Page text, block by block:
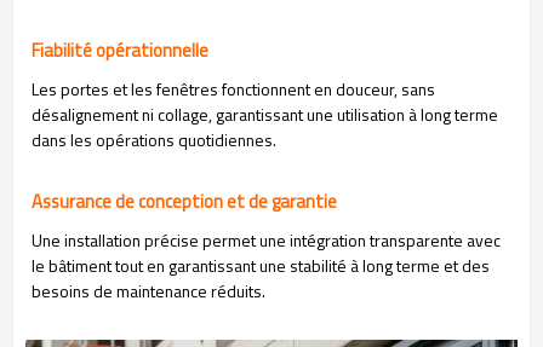
Fiabilité opérationnelle
Les portes et les fenêtres fonctionnent en douceur, sans
désalignement ni collage, garantissant une utilisation à long terme
dans les opérations quotidiennes.
Assurance de conception et de garantie
Une installation précise permet une intégration transparente avec
le bâtiment tout en garantissant une stabilité à long terme et des
besoins de maintenance réduits.